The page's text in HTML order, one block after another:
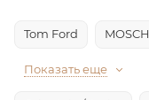
Tom Ford
Показать еще